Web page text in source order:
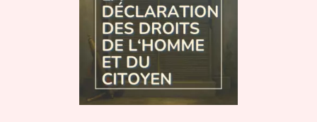
Princesses and princes, kings, queens and dragons
Ogres, monsters and witches
Heroines and Heroes